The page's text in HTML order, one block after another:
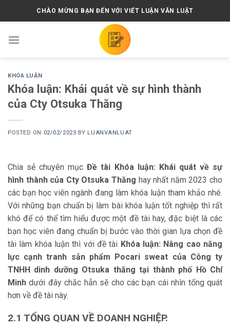
CHÀO MỪNG BẠN ĐẾN VỚI VIẾT LUẬN VĂN LUẬT
KHÓA LUẬN
Khóa luận: Khái quát về sự hình thành
của Cty Otsuka Thăng
POSTED ON 02/02/2023 BY LUANVANLUAT
Chia sẻ chuyên mục Đề tài Khóa luận: Khái quát về sự
hình thành của Cty Otsuka Thăng hay nhất năm 2023 cho
các bạn học viên ngành đang làm khóa luận tham khảo nhé.
Với những bạn chuẩn bị làm bài khóa luận tốt nghiệp thì rất
khó để có thể tìm hiểu được một đề tài hay, đặc biệt là các
bạn học viên đang chuẩn bị bước vào thời gian lựa chọn đề
tài làm khóa luận thì với đề tài Khóa luận: Nâng cao năng
lực cạnh tranh sản phẩm Pocari sweat của Công ty
TNHH dinh dưỡng Otsuka thăng tại thành phố Hồ Chí
Minh dưới đây chắc hẳn sẽ cho các bạn cái nhìn tổng quát
hơn về đề tài này.
2.1 TỔNG QUAN VỀ DOANH NGHIỆP.